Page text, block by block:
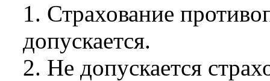
1. Страхование
допускается.
2. Не допускается